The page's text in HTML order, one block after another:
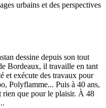
urbains et des perspectives
dessine depuis son tout
Bordeaux, il travaille en tant
et exécute des travaux pour
Polyflamme... Puis à 40 ans,
rien que pour le plaisir. À 48